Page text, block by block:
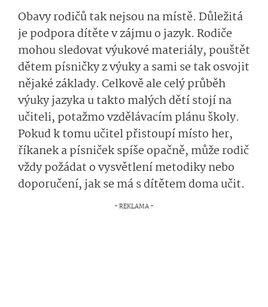
Obavy rodičů tak nejsou na místě. Důležitá
je podpora dítěte v zájmu o jazyk. Rodiče
mohou sledovat výukové materiály, pouštět
dětem písničky z výuky a sami se tak osvojit
nějaké základy. Celkově ale celý průběh
výuky jazyka u takto malých dětí stojí na
učiteli, potažmo vzdělávacím plánu školy.
Pokud k tomu učitel přistoupí místo her,
říkanek a písniček spíše opačně, může rodič
vždy požádat o vysvětlení metodiky nebo
doporučení, jak se má s dítětem doma učit.